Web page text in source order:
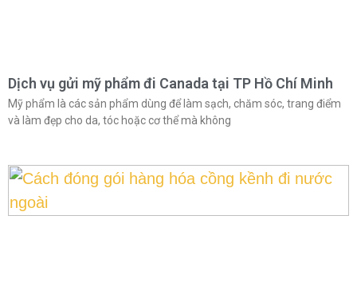
Dịch vụ gửi mỹ phẩm đi Canada tại TP Hồ Chí Minh
Mỹ phẩm là các sản phẩm dùng để làm sạch, chăm sóc, trang điểm
và làm đẹp cho da, tóc hoặc cơ thể mà không